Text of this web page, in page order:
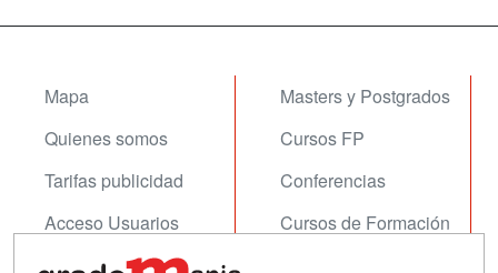
Mapa
Quienes somos
Tarifas publicidad
Acceso Usuarios
Acceso Centros
Masters y Postgrados
Cursos FP
Conferencias
Cursos de Formación